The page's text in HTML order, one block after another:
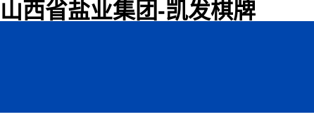
山西省盐业集团-凯发棋牌